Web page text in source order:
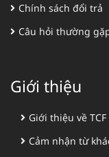
Chính sách đổi trả
Câu hỏi thường
Giới thiệu
Giới thiệu về TCF
Cảm nhận từ